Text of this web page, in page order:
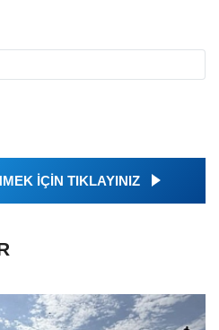
İÇİN TIKLAYINIZ